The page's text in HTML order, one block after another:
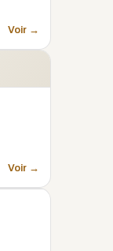
Voir →
Voir →